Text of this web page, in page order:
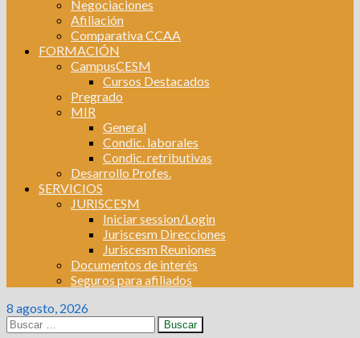
Negociaciones
Afiliación
Comparativa CCAA
FORMACIÓN
CampusCESM
Cursos Destacados
Pregrado
MIR
General
Condic. laborales
Condic. retributivas
Desarrollo Profes.
SERVICIOS
JURISCESM
Iniciar session/Login
Juriscesm Direcciones
Juriscesm Reuniones
Documentos de interés
Seguros para afiliados
8 agosto, 2026
Buscar: